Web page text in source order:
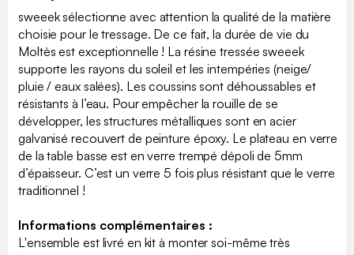
sweeek sélectionne avec attention la qualité de la matière
choisie pour le tressage. De ce fait, la durée de vie du
Moltès est exceptionnelle ! La résine tressée sweeek
supporte les rayons du soleil et les intempéries (neige/
pluie / eaux salées). Les coussins sont déhoussables et
résistants à l’eau. Pour empêcher la rouille de se
développer, les structures métalliques sont en acier
galvanisé recouvert de peinture époxy. Le plateau en verre
de la table basse est en verre trempé dépoli de 5mm
d’épaisseur. C’est un verre 5 fois plus résistant que le verre
traditionnel !
Informations complémentaires :
L'ensemble est livré en kit à monter soi-même très